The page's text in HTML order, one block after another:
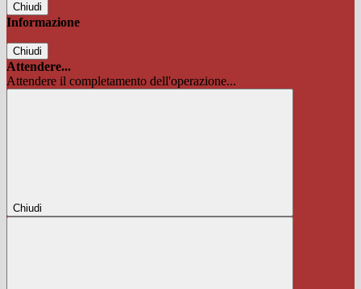
Chiudi
Informazione
Chiudi
Attendere...
Attendere il completamento dell'operazione...
Chiudi